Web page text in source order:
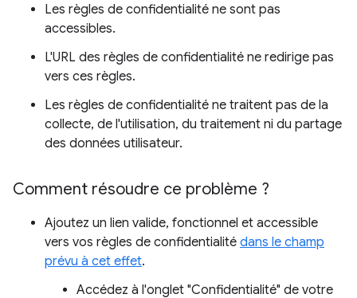
Les règles de confidentialité ne sont pas
accessibles.
L'URL des règles de confidentialité ne redirige pas
vers ces règles.
Les règles de confidentialité ne traitent pas de la
collecte, de l'utilisation, du traitement ni du partage
des données utilisateur.
Comment résoudre ce problème ?
Ajoutez un lien valide, fonctionnel et accessible
vers vos règles de confidentialité dans le champ
prévu à cet effet.
Accédez à l'onglet "Confidentialité" de votre